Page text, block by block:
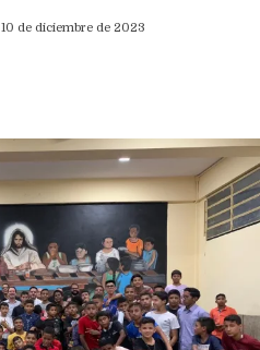
10 de diciembre de 2023